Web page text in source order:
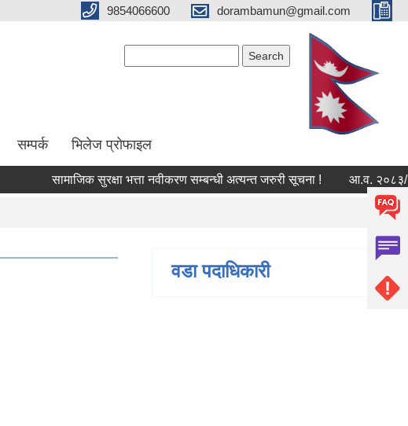
9854066600 dorambamun@gmail.com
सम्पर्क भिलेज प्रोफाइल
सामाजिक सुरक्षा भत्ता नवीकरण सम्बन्धी अत्यन्त जरुरी सूचना ! आ.व. २०८३/८४
वडा पदाधिकारी